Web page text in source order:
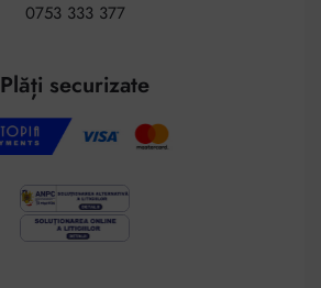
0753 333 377
Plăți securizate